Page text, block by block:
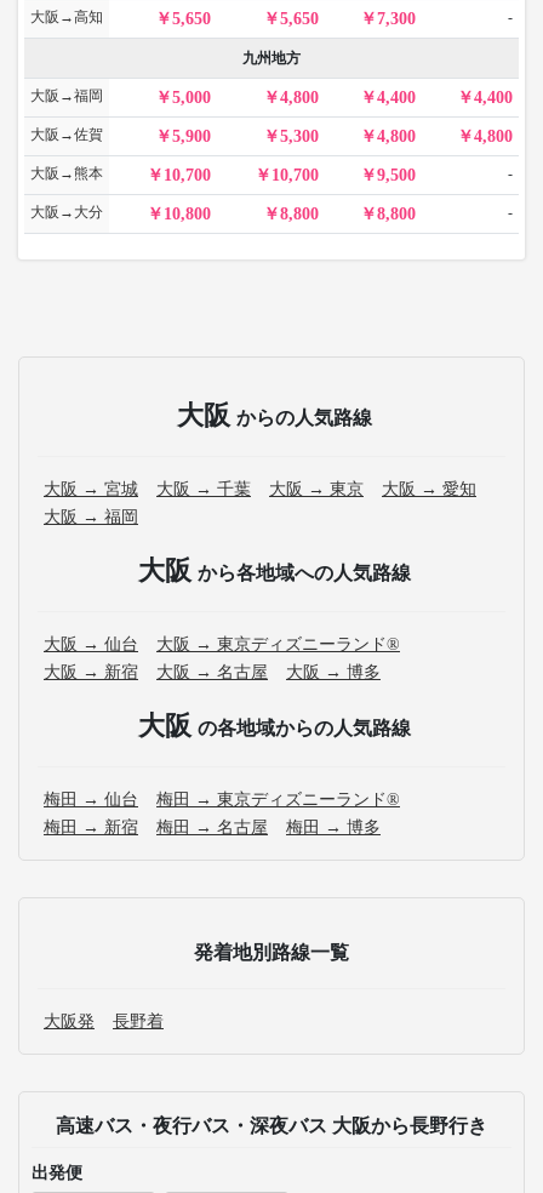
大阪→高知 5,650 5,650 7,300 -
九州地方
大阪→福岡 5,000 4,800 4,400 4,400
大阪→佐賀 5,900 5,300 4,800 4,800
大阪→熊本 10,700 10,700 9,500 -
大阪→大分 10,800 8,800 8,800 -
大阪 からの人気路線
大阪 → 宮城 大阪 → 千葉 大阪 → 東京
大阪 → 愛知
大阪 → 福岡
大阪 から各地域への人気路線
大阪 → 仙台
大阪 → 東京ディズニーランド®
大阪 → 新宿
大阪 → 名古屋 大阪 → 博多
大阪 の各地域からの人気路線
梅田 → 仙台
梅田 → 東京ディズニーランド®
梅田 → 新宿
梅田 → 名古屋 梅田 → 博多
発着地別路線一覧
大阪発 長野着
高速バス・夜行バス・深夜バス 大阪から長野行き
出発便